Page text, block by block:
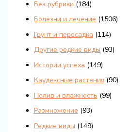
Без рубрики (184)
Болезни и лечение (1506)
Грунт и пересадка (114)
Другие редкие виды (93)
Истории успеха (149)
Каудексные растения (90)
Полив и влажность (99)
Размножение (93)
Редкие виды (149)